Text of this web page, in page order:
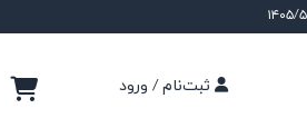
ثبت‌نام / ورود